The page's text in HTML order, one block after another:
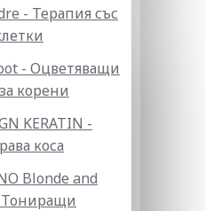
- Терапия със
- Оцветяващи
корени
KERATIN -
коса
Blonde and